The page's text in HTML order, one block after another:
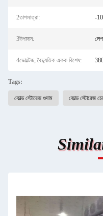
2তাপমাত্রা: -
3উপাদান:
4ভোল্টেজ, বৈদ্যুতিক একক বিশেষ:
Tags:
কোল্ড স্টোরেজ গুদাম কোল্ড স্টোরেজ